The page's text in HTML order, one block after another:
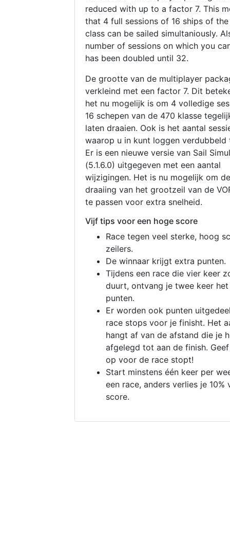
reduced with up to a factor 7. This
that 4 full sessions of 16 ships of
class can be sailed simultaniously.
number of sessions on which you
has been doubled until 32.
De grootte van de multiplayer
verkleind met een factor 7. Dit
het nu mogelijk is om 4 volledige
16 schepen van de 470 klasse
laten draaien. Ook is het aantal
waarop u in kunt loggen verdubbeld
Er is een nieuwe versie van Sail
(5.1.6.0) uitgegeven met een aantal
wijzigingen. Het is nu mogelijk om de
draaiing van het grootzeil van de
te passen voor extra snelheid.
Vijf tips voor een hoge score
Race tegen veel sterke, hoog
zeilers.
De winnaar krijgt extra punten.
Tijdens een race die vier keer
duurt, ontvang je twee keer
punten.
Er worden ook punten
race stops voor je finisht. Het
hangt af van de afstand die je
afgelegd tot aan de finish.
op voor de race stopt!
Start minstens één keer per
een race, anders verlies je 10%
score.